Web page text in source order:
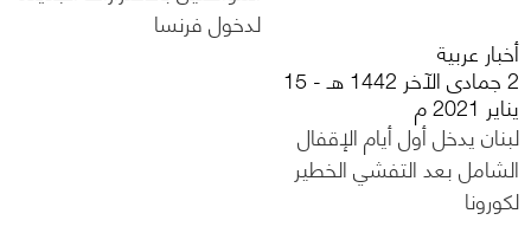
لدخول فرنسا
أخبار عربية
2 جمادى الآخر 1442 هـ - 15
يناير 2021 م
لبنان يدخل أول أيام الإقفال
الشامل بعد التفشي الخطير
لكورونا